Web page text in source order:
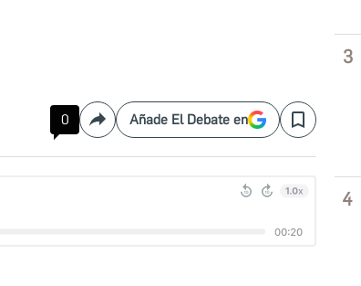
0 CompartirAñade El Debate en Save